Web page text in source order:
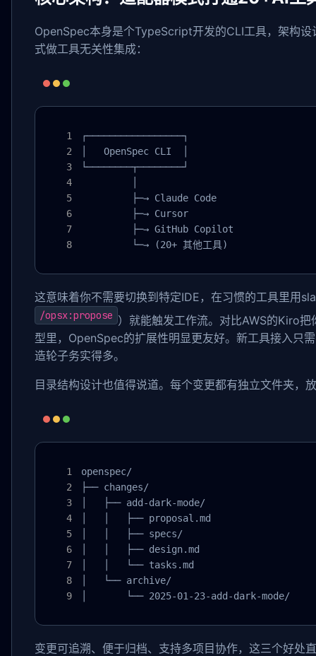
OpenSpec本身是个TypeScript开发的CLI工具，架构
式做工具无关性集成：
┌─────────────────┐
│   OpenSpec CLI  │
└────────┬────────┘
         ├─→ Claude Code
         ├─→ Cursor
         ├─→ GitHub Copilot
         └─→ (20+ 其他工具)
这意味着你不需要切换到特定IDE，在习惯的工具里用
/opsx:propose ）就能触发工作流。对比AWS的Kiro
型里，OpenSpec的扩展性明显更友好。新工具接入只
造轮子务实得多。
目录结构设计也值得说道。每个变更都有独立文件夹，
openspec/
├── changes/
│   ├── add-dark-mode/
│   │   ├── proposal.md
│   │   ├── specs/
│   │   ├── design.md
│   │   └── tasks.md
│   └── archive/
│       └── 2025-01-23-add-dark-mode/
变更可追溯、便于归档、支持多项目协作，这三个好处